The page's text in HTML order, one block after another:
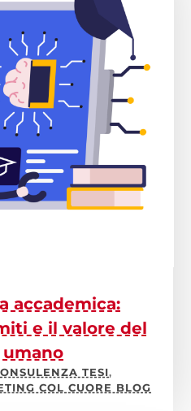
accademica:
e il valore del
TESI,
COL CUORE BLOG